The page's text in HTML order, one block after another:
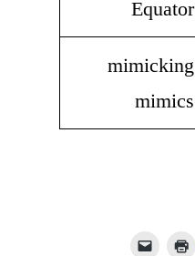
Equator
mimicking
mimics